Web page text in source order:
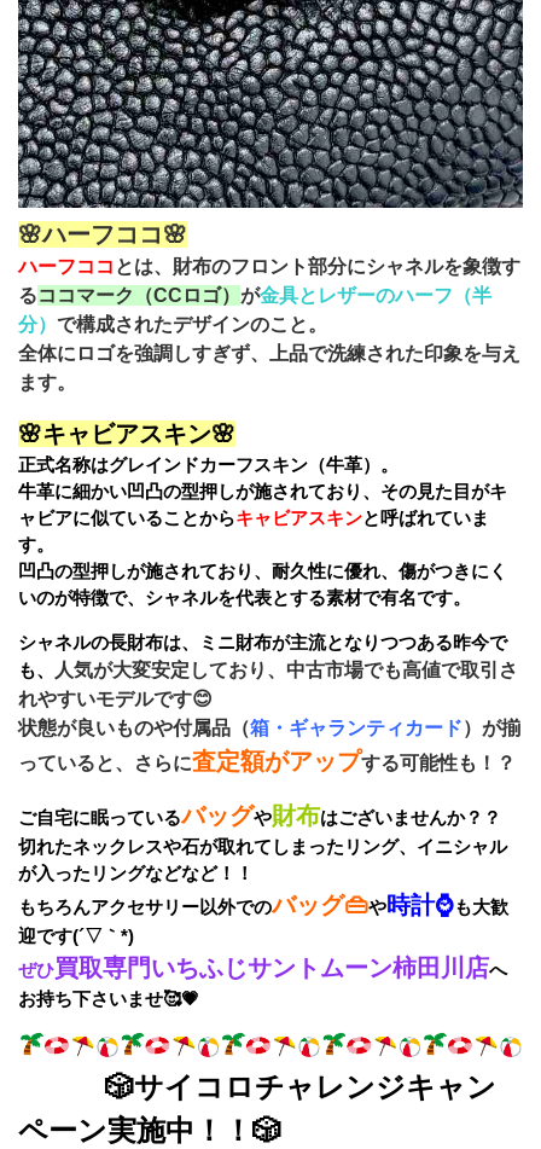
🌸ハーフココ🌸
ハーフココ とは、財布のフロント部分にシャネルを象徴す
るココマーク（CCロゴ） が金具とレザーのハーフ（半
分） で構成されたデザインのこと。
全体にロゴを強調しすぎず、上品で洗練された印象を与え
ます。
🌸キャビアスキン🌸
正式名称はグレインドカーフスキン（牛革）。
牛革に細かい凹凸の型押しが施されており、その見た目がキ
ャビアに似ていることからキャビアスキンと呼ばれていま
す。
凹凸の型押しが施されており、耐久性に優れ、傷がつきにく
いのが特徴で、シャネルを代表とする素材で有名です。
シャネルの長財布は、ミニ財布が主流となりつつある昨今で
も、
人気が大変安定しており、中古市場でも高値で取引さ
れやすいモデルです😊
状態が良いものや付属品（箱・ギャランティカード）が揃
っていると、さらに査定額がアップする可能性も！？
ご自宅に眠っているバッグや財布はございませんか？？
切れたネックレスや石が取れてしまったリング、 イニシャル
が入ったリングなどなど！！
もちろんアクセサリー以外でのバッグ👜や時計⌚も大歓
迎です(´▽｀*)
ぜひ買取専門いちふじサントムーン柿田川店へ
お持ち下さいませ🥰💗
🎲サイコロチャレンジキャン
ペーン実施中！！🎲